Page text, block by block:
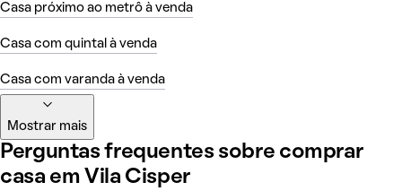
Casa próximo ao metrô à venda
Casa com quintal à venda
Casa com varanda à venda
Mostrar mais
Perguntas frequentes sobre comprar
casa em Vila Cisper